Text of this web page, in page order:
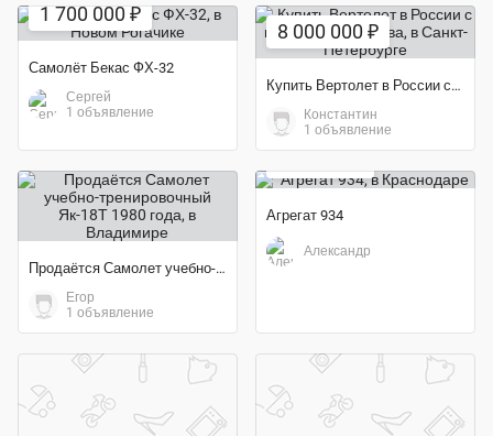
1 700 000 ₽
Самолёт Бекас ФХ-32
Сергей
1 объявление
8 000 000 ₽
Купить Вертолет в России с гарантией качества
Константин
1 объявление
Продаётся Самолет учебно-тренировочный Як-18Т 1980 года
Егор
1 объявление
Агрегат 934
Александр